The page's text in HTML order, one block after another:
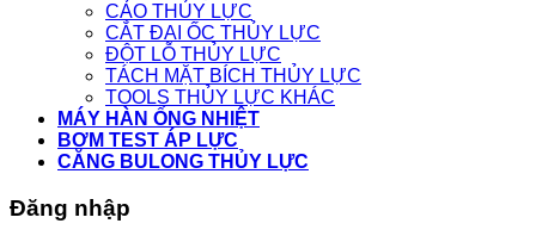
CẢO THỦY LỰC
CẮT ĐAI ỐC THỦY LỰC
ĐỘT LỖ THỦY LỰC
TÁCH MẶT BÍCH THỦY LỰC
TOOLS THỦY LỰC KHÁC
MÁY HÀN ỐNG NHIỆT
BƠM TEST ÁP LỰC
CĂNG BULONG THỦY LỰC
Đăng nhập